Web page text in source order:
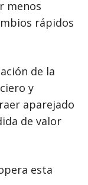
menos
rápidos
de la
y
aparejado
de valor
esta